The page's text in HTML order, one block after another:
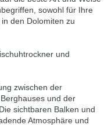
sowohl für Ihre
den Dolomiten zu
und
zwischen der
und der
sichtbaren Balken und
Atmosphäre und